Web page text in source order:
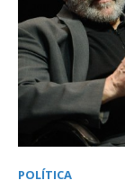
POLÍTICA